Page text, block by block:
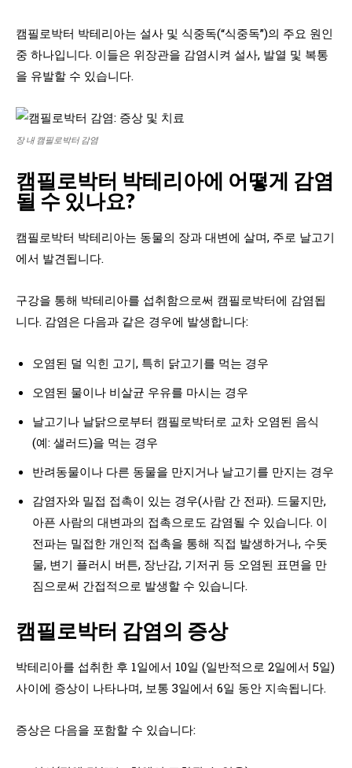
캠필로박터 박테리아는 설사 및 식중독(“식중독”)의 주요 원인
중 하나입니다. 이들은 위장관을 감염시켜 설사, 발열 및 복통
을 유발할 수 있습니다.
장 내 캠필로박터 감염
캠필로박터 박테리아에 어떻게 감염
될 수 있나요?
캠필로박터 박테리아는 동물의 장과 대변에 살며, 주로 날고기
에서 발견됩니다.
구강을 통해 박테리아를 섭취함으로써 캠필로박터에 감염됩
니다. 감염은 다음과 같은 경우에 발생합니다:
오염된 덜 익힌 고기, 특히 닭고기를 먹는 경우
오염된 물이나 비살균 우유를 마시는 경우
날고기나 날닭으로부터 캠필로박터로 교차 오염된 음식
(예: 샐러드)을 먹는 경우
반려동물이나 다른 동물을 만지거나 날고기를 만지는 경우
감염자와 밀접 접촉이 있는 경우(사람 간 전파). 드물지만,
아픈 사람의 대변과의 접촉으로도 감염될 수 있습니다. 이
전파는 밀접한 개인적 접촉을 통해 직접 발생하거나, 수돗
물, 변기 플러시 버튼, 장난감, 기저귀 등 오염된 표면을 만
짐으로써 간접적으로 발생할 수 있습니다.
캠필로박터 감염의 증상
박테리아를 섭취한 후 1일에서 10일 (일반적으로 2일에서 5일)
사이에 증상이 나타나며, 보통 3일에서 6일 동안 지속됩니다.
증상은 다음을 포함할 수 있습니다: